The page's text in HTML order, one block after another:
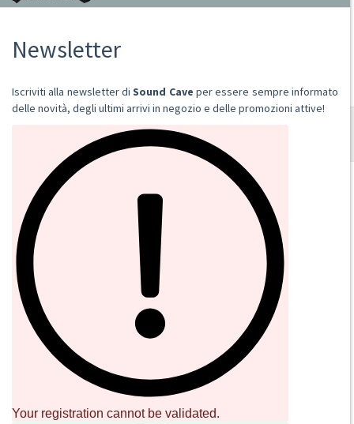
Aggiungi al carrello
SOUND CAVE
02 36533634
orders@sound-cave.com
Sound Cave di Roberto Mammarella
Via Valparaiso 9
20144 Milano
P.IVA 08306900963
COD. FIS. MMMRRT68L29F205J
Newsletter
Iscriviti alla newsletter diSound Cave per essere sempre informato
delle novità, degli ultimi arrivi in negozio e delle promozioni attive!
Your registration cannot be validated.